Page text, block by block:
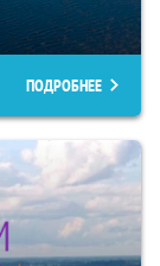
ПОДРОБНЕЕ